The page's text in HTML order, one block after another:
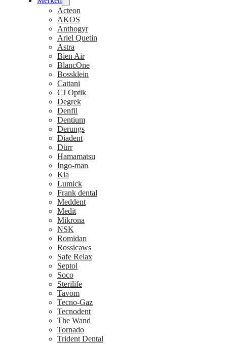
Acteon
AKOS
Anthogyr
Ariel Quetin
Astra
Bien Air
BlancOne
Bossklein
Cattani
CJ Optik
Degrek
Denfil
Dentium
Derungs
Diadent
Dürr
Hamamatsu
Ingo-man
Kia
Lumick
Frank dental
Meddent
Medit
Mikrona
NSK
Romidan
Rossicaws
Safe Relax
Septol
Soco
Sterilife
Tavom
Tecno-Gaz
Tecnodent
The Wand
Tornado
Trident Dental